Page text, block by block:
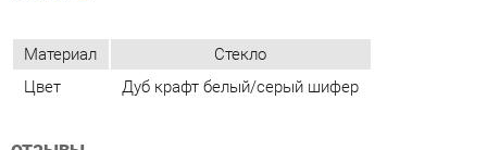
Пока нет отзывов, поделитесь первым своим мнением.